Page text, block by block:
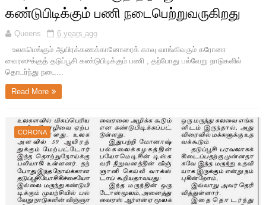
கண்டுபிடிக்கும் பணி நடைபெற்றுவருகிறது
Queens
6 years ago
உலகமெங்கும் ஆயிரக்கணக்கானோரைக் காவு வாங்கிவரும் கரோனா
வைரஸுக்குத் தடுப்பூசி கண்டுபிடிக்கும் பணி , தற்போது பல்வேறு நாடுகளில்
தொடர்ந்து நடை...
Read More
CORONA